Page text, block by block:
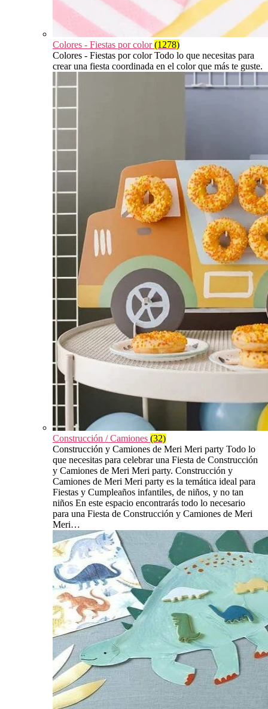
Colores - Fiestas por color(1278)
Colores - Fiestas por color Todo lo que necesitas para
crear una fiesta coordinada en el color que más te guste.
Construcción / Camiones (32)
Construcción y Camiones de Meri Meri party Todo lo
que necesitas para celebrar una Fiesta de Construcción
y Camiones de Meri Meri party. Construcción y
Camiones de Meri Meri party es la temática ideal para
Fiestas y Cumpleaños infantiles, de niños, y no tan
niños En este espacio encontrarás todo lo necesario
para una Fiesta de Construcción y Camiones de Meri
Meri…